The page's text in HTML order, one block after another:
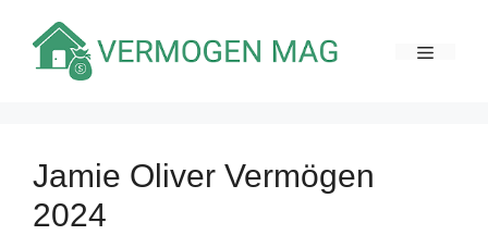
Inhalt
springen
Jamie Oliver Vermögen
2024